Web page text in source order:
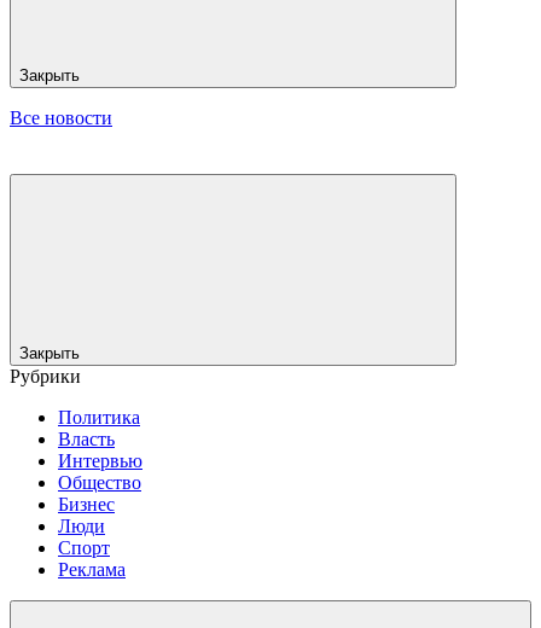
Закрыть
Все новости
Закрыть
Рубрики
Политика
Власть
Интервью
Общество
Бизнес
Люди
Спорт
Реклама